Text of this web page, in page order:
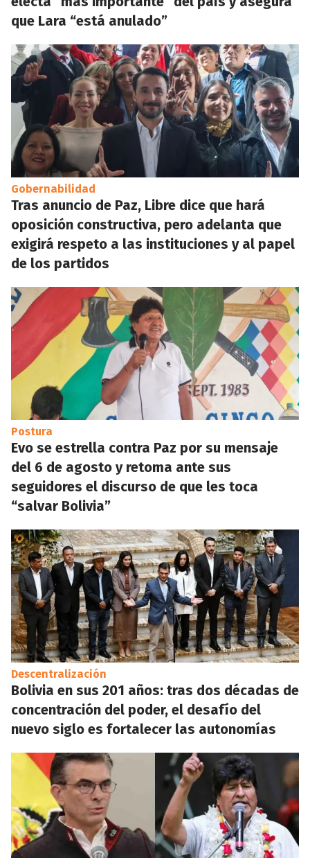
que Lara “está anulado”
Gobernabilidad
Tras anuncio de Paz, Libre dice que hará
oposición constructiva, pero adelanta que
exigirá respeto a las instituciones y al papel
de los partidos
Postura
Evo se estrella contra Paz por su mensaje
del 6 de agosto y retoma ante sus
seguidores el discurso de que les toca
“salvar Bolivia”
Descentralización
Bolivia en sus 201 años: tras dos décadas de
concentración del poder, el desafío del
nuevo siglo es fortalecer las autonomías